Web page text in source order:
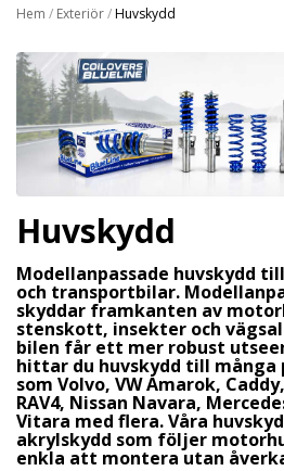
Hem / Exteriör/Huvskydd
Huvskydd
Modellanpassade huvskydd
och transportbilar.
skyddar framkanten av
stenskott, insekter och
bilen får ett mer robust
hittar du huvskydd till många
som Volvo, VW Amarok,
RAV4, Nissan Navara,
Vitara med flera. Våra
akrylskydd som följer
enkla att montera utan